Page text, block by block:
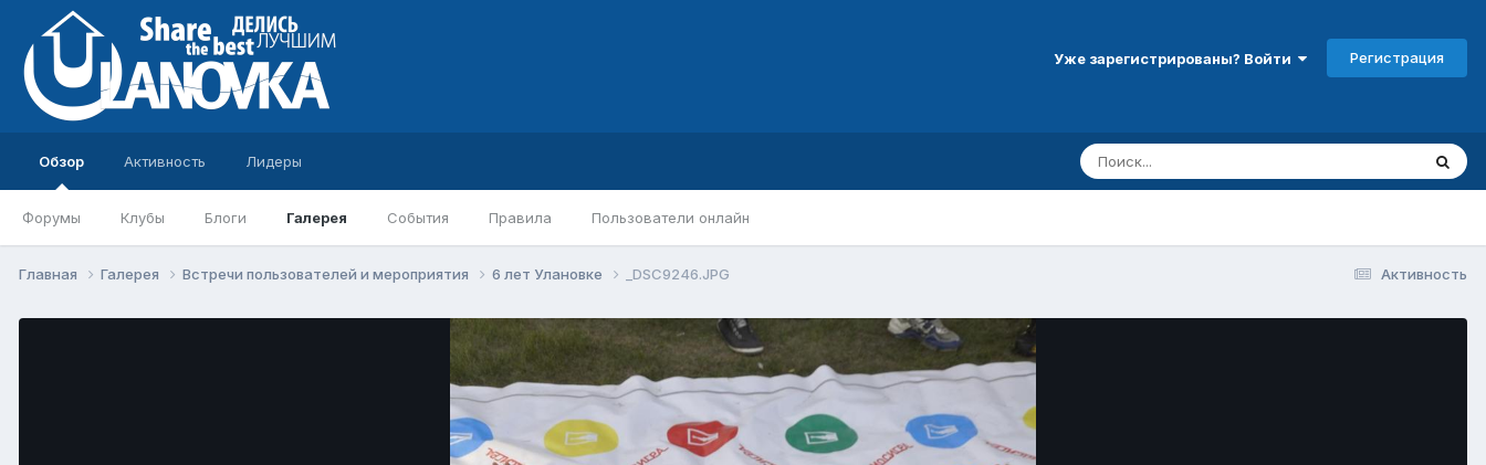
Уже зарегистрированы? Войти Регистрация
Обзор
Форумы Клубы Блоги Галерея События Правила Пользователи онлайн
Активность Лидеры
Активность
Главная Галерея Встречи пользователей и мероприятия 6 лет Улановке _DSC9246.JPG